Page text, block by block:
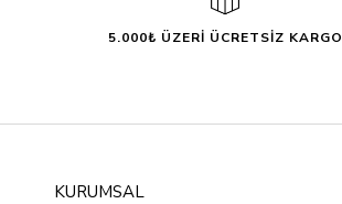
5.000₺ ÜZERİ ÜCRETSİZ KARGO
KURUMSAL